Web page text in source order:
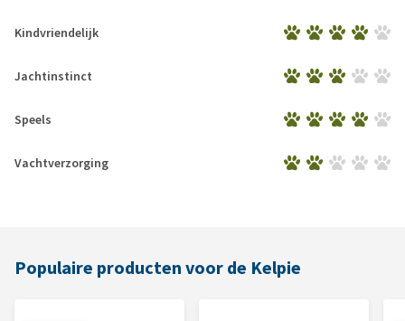
Kindvriendelijk
Jachtinstinct
Speels
Vachtverzorging
Populaire producten voor de Kelpie